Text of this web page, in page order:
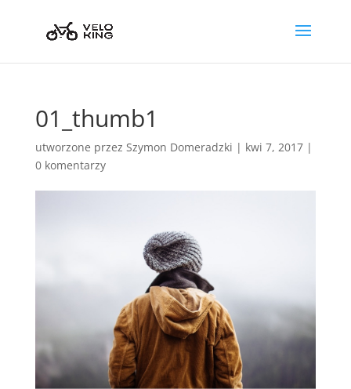
01_thumb1
utworzone przez Szymon Domeradzki | kwi 7, 2017|
0 komentarzy